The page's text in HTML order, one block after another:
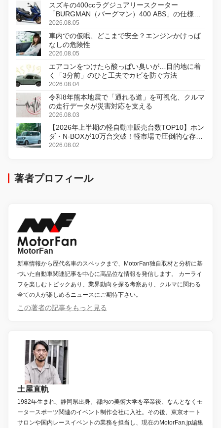
スズキの400ccラグジュアリースクーター
「BURGMAN（バーグマン）400 ABS」の仕様を
変更し、8月18日に発売
2026.08.05
車内での仮眠、どこまで安全？エンジンかけっぱ
なしの危険性
2026.08.05
エアコンをつけたら酸っぱい臭いが…目的地に着
く「3分前」のひと工夫でカビを防ぐ方法
2026.08.04
令和8年熊本地震で「通れる道」を可視化、クルマ
の走行データが災害対応を支える
2026.08.03
【2026年上半期の軽自動車販売台数TOP10】ホン
ダ・N-BOXが10万台突破！軽市場で圧倒的な存在
感
2026.08.02
著者プロフィール
MotorFan
新車情報から歴代名車のスペックまで、MotorFan独自取材と分析に基
づいた自動車関連記事を中心に高品位な情報を発信します。 カーライ
フを楽しむトピックあり、業界動向を探る考察あり、クルマに関わる
全ての人が楽しめるニュースにご期待下さい。
この著者の記事をもっと見る
土屋直軌
1982年生まれ、静岡県出身。都内の美術大学を卒業後、なんとなくモ
ータースポーツ関連のイベント制作会社に入社。その後、東京オート
サロンや国内レースイベントの業務を担当し、現在のMotorFan.jp編集